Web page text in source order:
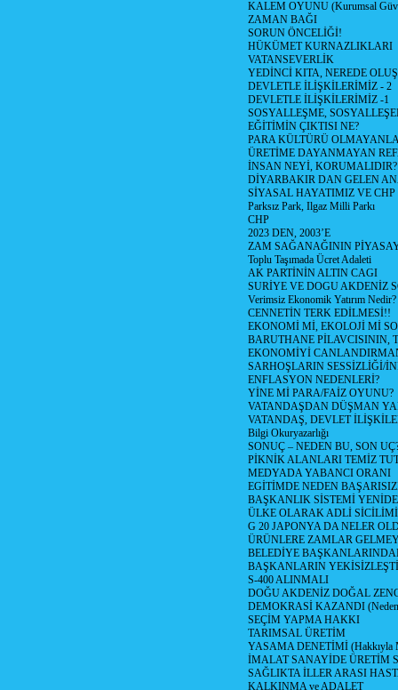
KALEM OYUNU (Kurumsal
ZAMAN BAĞI
SORUN ÖNCELİĞİ!
HÜKÜMET KURNAZLIKLARI
VATANSEVERLİK
YEDİNCİ KITA, NEREDE
DEVLETLE İLİŞKİLERİMİZ - 2
DEVLETLE İLİŞKİLERİMİZ -1
SOSYALLEŞME,
EĞİTİMİN ÇIKTISI NE?
PARA KÜLTÜRÜ
ÜRETİME DAYANMAYAN
İNSAN NEYİ, KORUMALIDIR?
DİYARBAKIR DAN GELEN
SİYASAL HAYATIMIZ VE CHP
Parksız Park, Ilgaz Milli Parkı
CHP
2023 DEN, 2003’E
ZAM SAĞANAĞININ
Toplu Taşımada Ücret Adaleti
AK PARTİNİN ALTIN CAGI
SURİYE VE DOGU AKDENİZ
Verimsiz Ekonomik Yatırım Nedir?
CENNETİN TERK EDİLMESİ!!
EKONOMİ Mİ, EKOLOJİ Mİ
BARUTHANE PİLAVCISININ,
EKONOMİYİ
SARHOŞLARIN SESSİZLİĞİ/
ENFLASYON NEDENLERİ?
YİNE Mİ PARA/FAİZ OYUNU?
VATANDAŞDAN DÜŞMAN
VATANDAŞ, DEVLET
Bilgi Okuryazarlığı
SONUÇ – NEDEN BU, SON
PİKNİK ALANLARI TEMİZ
MEDYADA YABANCI ORANI
EGİTİMDE NEDEN
BAŞKANLIK SİSTEMİ
ÜLKE OLARAK ADLİ
G 20 JAPONYA DA NELER
ÜRÜNLERE ZAMLAR
BELEDİYE
BAŞKANLARIN
S-400 ALINMALI
DOĞU AKDENİZ DOĞAL
DEMOKRASİ KAZANDI (Neden
SEÇİM YAPMA HAKKI
TARIMSAL ÜRETİM
YASAMA DENETİMİ (Hakkıyla
İMALAT SANAYİDE ÜRETİM
SAĞLIKTA İLLER ARASI
KALKINMA ve ADALET